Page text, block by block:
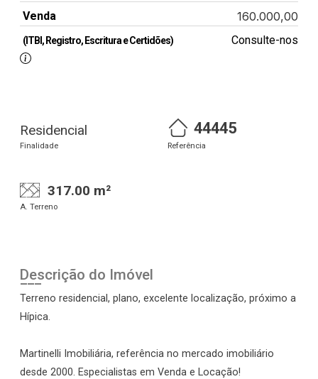
Venda
160.000,00
(ITBI, Registro, Escritura e Certidões) Consulte-nos
Residencial
Finalidade
44445
Referência
317.00 m²
A. Terreno
Descrição do Imóvel
Terreno residencial, plano, excelente localização, próximo a
Hípica.
Martinelli Imobiliária, referência no mercado imobiliário
desde 2000. Especialistas em Venda e Locação!